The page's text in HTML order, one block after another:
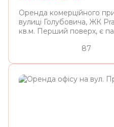
Оренда комерційного
вулиці Голубовича, ЖК
кв.м. Перший поверх, є
87